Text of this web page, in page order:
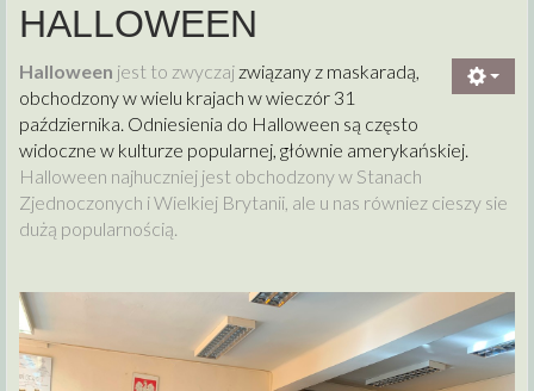
HALLOWEEN
Halloween jest to zwyczaj związany z maskaradą,
obchodzony w wielu krajach w wieczór 31
października. Odniesienia do Halloween są często
widoczne w kulturze popularnej, głównie amerykańskiej.
Halloween najhuczniej jest obchodzony w Stanach
Zjednoczonych i Wielkiej Brytanii, ale u nas równiez cieszy sie
dużą popularnością.